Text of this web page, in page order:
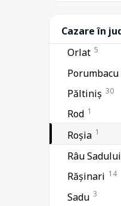
Cazare în
Mediaș
Ocna
Orlat 5
Porumbacu
Păltiniș 30
Rod 1
Roșia 1
Râu Sadului
Rășinari 14
Sadu 3